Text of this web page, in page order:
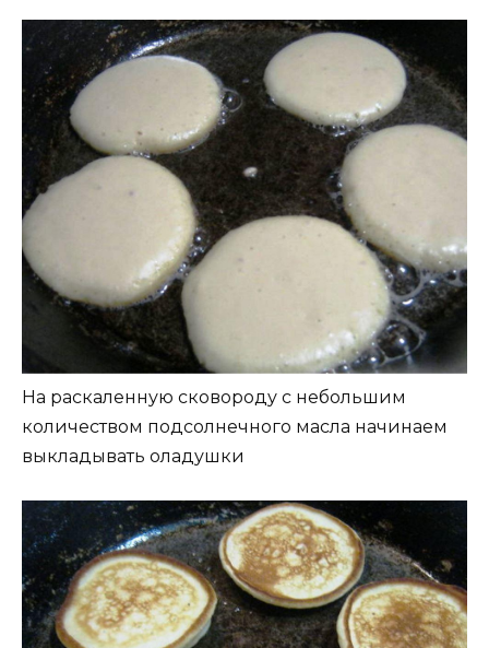
На раскаленную сковороду с небольшим
количеством подсолнечного масла начинаем
выкладывать оладушки